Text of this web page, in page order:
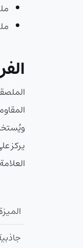
الميزة